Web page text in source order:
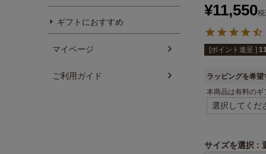
ギフトにおすすめ
マイページ
ご利用ガイド
¥11,550
[ポイント進呈 ]
ラッピングを希望
本商品は有料の
サイズを選択